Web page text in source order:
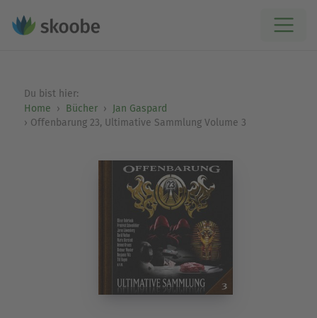
Du bist hier:
Home
Bücher
Jan Gaspard
Offenbarung 23, Ultimative Sammlung Volume 3